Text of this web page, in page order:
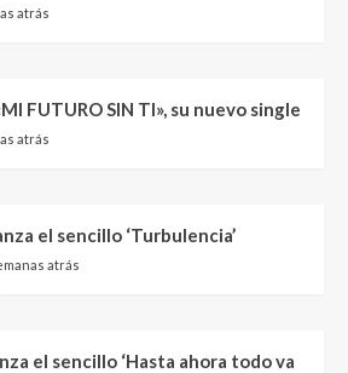
atrás
FUTURO SIN TI», su nuevo single
atrás
el sencillo ‘Turbulencia’
atrás
el sencillo ‘Hasta ahora todo va